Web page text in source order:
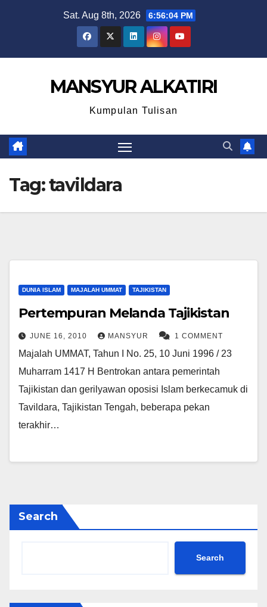
Sat. Aug 8th, 2026 6:56:04 PM
MANSYUR ALKATIRI
Kumpulan Tulisan
Tag:tavildara
DUNIA ISLAM MAJALAH UMMAT TAJIKISTAN
Pertempuran Melanda Tajikistan
JUNE 16, 2010 MANSYUR 1 COMMENT
Majalah UMMAT, Tahun I No. 25, 10 Juni 1996 / 23
Muharram 1417 H Bentrokan antara pemerintah
Tajikistan dan gerilyawan oposisi Islam berkecamuk di
Tavildara, Tajikistan Tengah, beberapa pekan
terakhir…
Search
Search